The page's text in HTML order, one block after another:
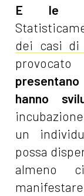
E le
dei casi di
hanno
un
possa
almeno